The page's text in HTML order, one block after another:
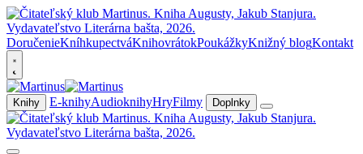
DoručenieKníhkupectváKnihovrátokPoukážkyKnižný blogKontakt
Knihy E-knihyAudioknihyHryFilmy Doplnky